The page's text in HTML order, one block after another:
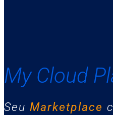
My Cloud
Seu Marketplace